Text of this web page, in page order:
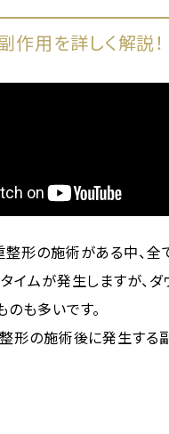
作用を詳しく解説！
形の施術がある中、
イムが発生しますが、
も多いです。
形の施術後に発生する